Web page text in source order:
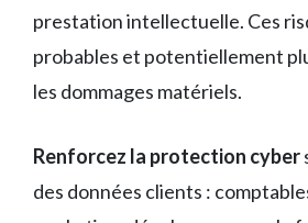
prestation intellectuelle. Ces
probables et potentiellement
les dommages matériels.
Renforcez la protection cyber
des données clients :